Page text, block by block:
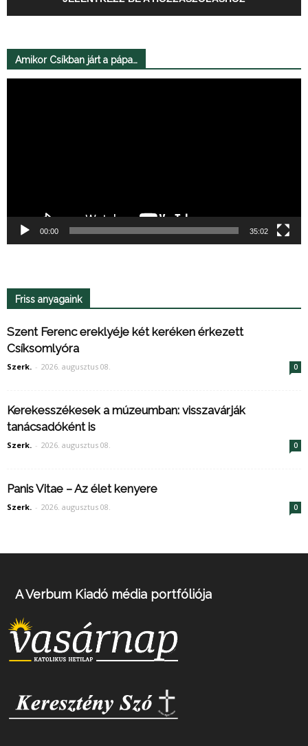
Amikor Csíkban járt a pápa…
00:00 35:02
Friss anyagaink
Szent Ferenc ereklyéje két keréken érkezett
Csíksomlyóra
Szerk. - 2026. augusztus 08. 0
Kerekesszékesek a múzeumban: visszavárják
tanácsadóként is
Szerk. - 2026. augusztus 08. 0
Panis Vitae – Az élet kenyere
Szerk. - 2026. augusztus 08. 0
A Verbum Kiadó média portfóliója